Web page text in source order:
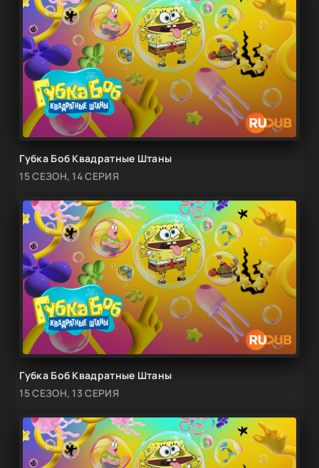
Губка Боб Квадратные Штаны
15 СЕЗОН, 14 СЕРИЯ
Губка Боб Квадратные Штаны
15 СЕЗОН, 13 СЕРИЯ